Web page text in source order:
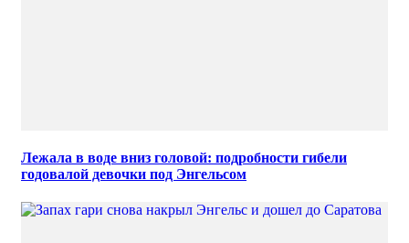
Лежала в воде вниз головой: подробности гибели
годовалой девочки под Энгельсом